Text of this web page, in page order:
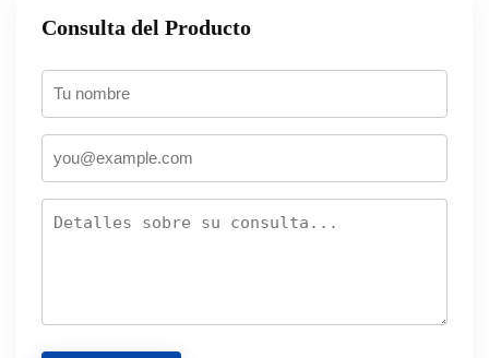
Consulta del Producto